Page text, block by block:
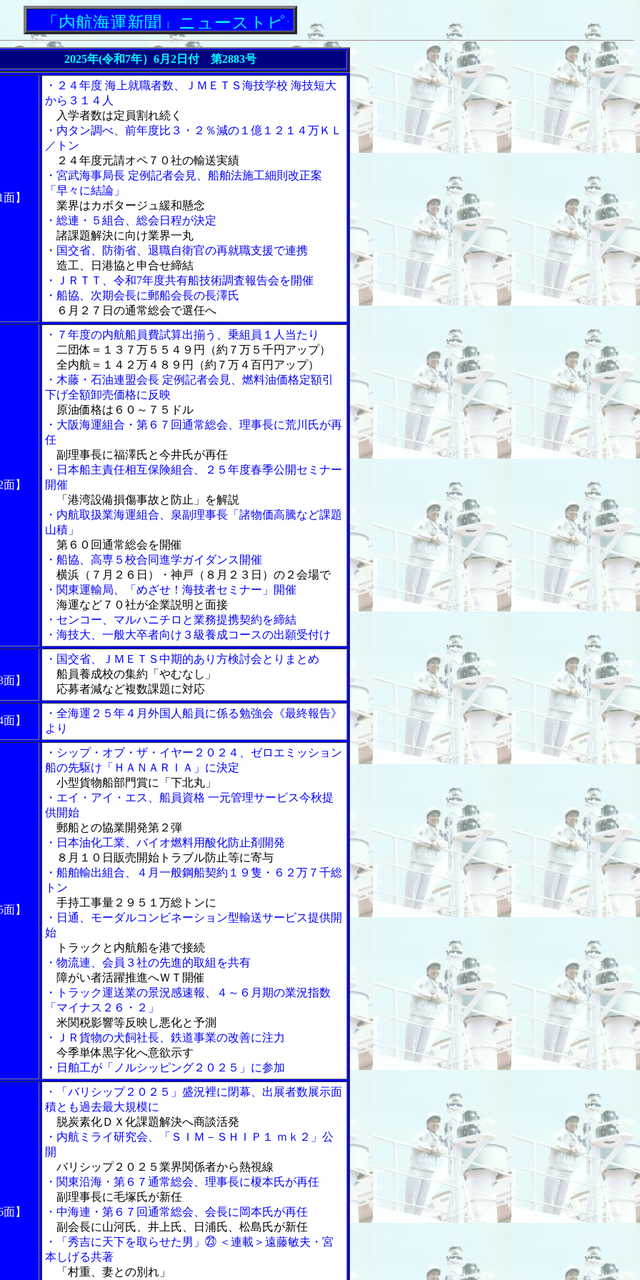
「内航海運新聞」ニューストピックス
2025年(令和7年）6月2日付 第2883号
】
・２４年度 海上就職者数、ＪＭＥＴＳ海技学校 海技短大
から３１４人
入学者数は定員割れ続く
・内タン調べ、前年度比３・２％減の１億１２１４万ＫＬ
／トン
２４年度元請オペ７０社の輸送実績
・宮武海事局長 定例記者会見、船舶法施工細則改正案
「早々に結論」
業界はカボタージュ緩和懸念
・総連・５組合、総会日程が決定
諸課題解決に向け業界一丸
・国交省、防衛省、退職自衛官の再就職支援で連携
造工、日港協と申合せ締結
・ＪＲＴＴ、令和7年度共有船技術調査報告会を開催
・船協、次期会長に郵船会長の長澤氏
６月２７日の通常総会で選任へ
】
・７年度の内航船員費試算出揃う、乗組員１人当たり
二団体＝１３７万５５４９円（約７万５千円アップ）
全内航＝１４２万４８９円（約７万４百円アップ）
・木藤・石油連盟会長 定例記者会見、燃料油価格定額引
下げ全額卸売価格に反映
原油価格は６０～７５ドル
・大阪海運組合・第６７回通常総会、理事長に荒川氏が再
任
副理事長に福澤氏と今井氏が再任
・日本船主責任相互保険組合、２５年度春季公開セミナー
開催
「港湾設備損傷事故と防止」を解説
・内航取扱業海運組合、泉副理事長「諸物価高騰など課題
山積」
第６０回通常総会を開催
・船協、高専５校合同進学ガイダンス開催
横浜（７月２６日）・神戸（８月２３日）の２会場で
・関東運輸局、「めざせ！海技者セミナー」開催
海運など７０社が企業説明と面接
・センコー、マルハニチロと業務提携契約を締結
・海技大、一般大卒者向け３級養成コースの出願受付け
】
・国交省、ＪＭＥＴＳ中期的あり方検討会とりまとめ
船員養成校の集約「やむなし」
応募者減など複数課題に対応
】
・全海運２５年４月外国人船員に係る勉強会《最終報告》
より
】
・シップ・オブ・ザ・イヤー２０２４、ゼロエミッション
船の先駆け「ＨＡＮＡＲＩＡ」に決定
小型貨物船部門賞に「下北丸」
・エイ・アイ・エス、船員資格 一元管理サービス今秋提
供開始
郵船との協業開発第２弾
・日本油化工業、バイオ燃料用酸化防止剤開発
８月１０日販売開始トラブル防止等に寄与
・船舶輸出組合、４月一般鋼船契約１９隻・６２万７千総
トン
手持工事量２９５１万総トンに
・日通、モーダルコンビネーション型輸送サービス提供開
始
トラックと内航船を港で接続
・物流連、会員３社の先進的取組を共有
障がい者活躍推進へＷＴ開催
・トラック運送業の景況感速報、４～６月期の業況指数
「マイナス２６・２」
米関税影響等反映し悪化と予測
・ＪＲ貨物の犬飼社長、鉄道事業の改善に注力
今季単体黒字化へ意欲示す
・日舶工が「ノルシッピング２０２５」に参加
】
・「バリシップ２０２５」盛況裡に閉幕、出展者数展示面
積とも過去最大規模に
脱炭素化ＤＸ化課題解決へ商談活発
・内航ミライ研究会、「ＳＩＭ－ＳＨＩＰ１ ｍｋ２」公
開
バリシップ２０２５業界関係者から熱視線
・関東沿海・第６７通常総会、理事長に榎本氏が再任
副理事長に毛塚氏が新任
・中海連・第６７回通常総会、会長に岡本氏が再任
副会長に山河氏、井上氏、日浦氏、松島氏が新任
・「秀吉に天下を取らせた男」㉓ ＜連載＞遠藤敏夫・宮
本しげる共著
「村重、妻との別れ」